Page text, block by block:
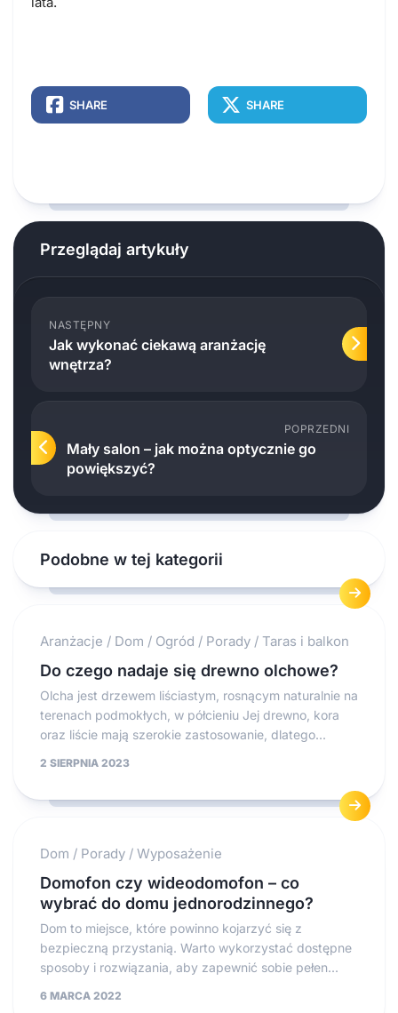
SHARE SHARE
Przeglądaj artykuły
NASTĘPNY
Jak wykonać ciekawą aranżację
wnętrza?
POPRZEDNI
Mały salon – jak można optycznie go
powiększyć?
Podobne w tej kategorii
Aranżacje / Dom / Ogród / Porady / Taras i balkon
Do czego nadaje się drewno olchowe?
Olcha jest drzewem liściastym, rosnącym naturalnie na
terenach podmokłych, w półcieniu Jej drewno, kora
oraz liście mają szerokie zastosowanie, dlatego...
2 SIERPNIA 2023
Dom / Porady / Wyposażenie
Domofon czy wideodomofon – co
wybrać do domu jednorodzinnego?
Dom to miejsce, które powinno kojarzyć się z
bezpieczną przystanią. Warto wykorzystać dostępne
sposoby i rozwiązania, aby zapewnić sobie pełen...
6 MARCA 2022